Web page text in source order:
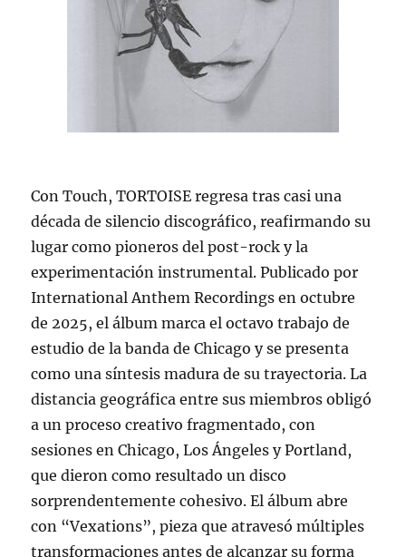
Con Touch, TORTOISE regresa tras casi una
década de silencio discográfico, reafirmando su
lugar como pioneros del post-rock y la
experimentación instrumental. Publicado por
International Anthem Recordings en octubre
de 2025, el álbum marca el octavo trabajo de
estudio de la banda de Chicago y se presenta
como una síntesis madura de su trayectoria. La
distancia geográfica entre sus miembros obligó
a un proceso creativo fragmentado, con
sesiones en Chicago, Los Ángeles y Portland,
que dieron como resultado un disco
sorprendentemente cohesivo. El álbum abre
con “Vexations”, pieza que atravesó múltiples
transformaciones antes de alcanzar su forma